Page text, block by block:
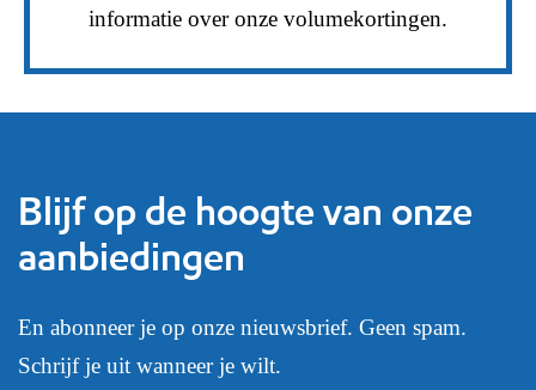
informatie over onze volumekortingen.
Blijf op de hoogte van onze
aanbiedingen
En abonneer je op onze nieuwsbrief. Geen spam.
Schrijf je uit wanneer je wilt.